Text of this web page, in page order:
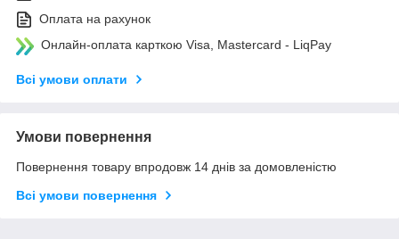
Оплата на рахунок
Онлайн-оплата карткою Visa, Mastercard - LiqPay
Всі умови оплати
Умови повернення
Повернення товару впродовж 14 днів за домовленістю
Всі умови повернення